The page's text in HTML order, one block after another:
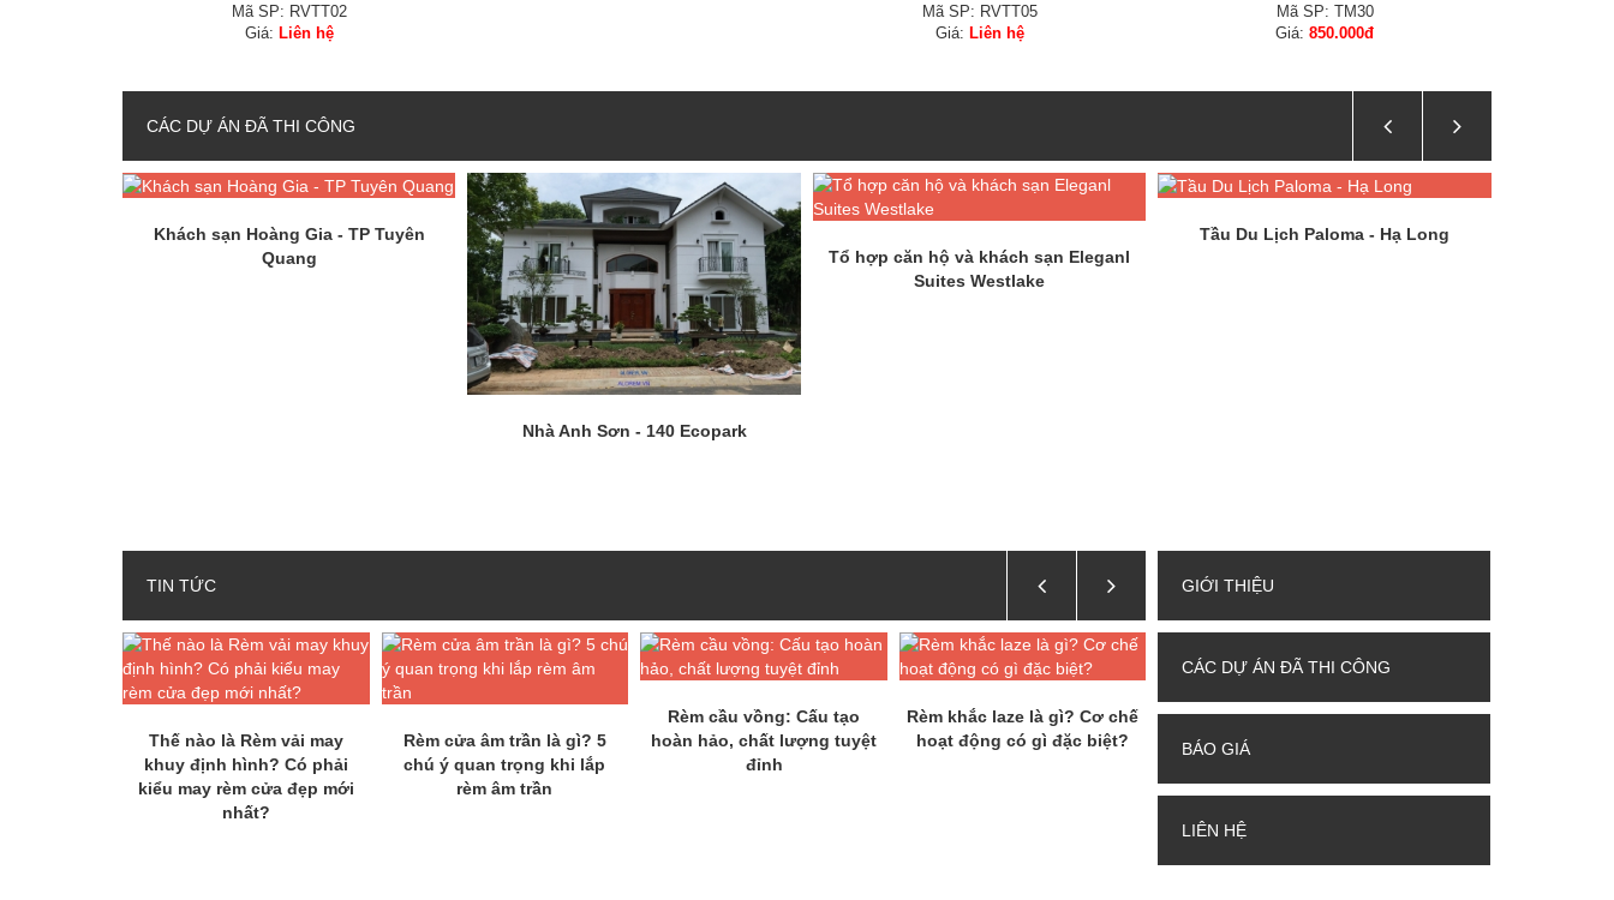
Mã SP: RVTT02
Giá: Liên hệ
Mã SP: RVTT05
Giá: Liên hệ
Mã SP: TM30
Giá:850.000đ
CÁC DỰ ÁN ĐÃ THI CÔNG
Khách sạn Hoàng Gia - TP Tuyên
Quang
Nhà Anh Sơn - 140 Ecopark
Tổ hợp căn hộ và khách sạn Eleganl
Suites Westlake
Tầu Du Lịch Paloma - Hạ Long
TIN TỨC
Thế nào là Rèm vải may
khuy định hình? Có phải
kiểu may rèm cửa đẹp mới
nhất?
Rèm cửa âm trần là gì? 5
chú ý quan trọng khi lắp
rèm âm trần
Rèm cầu vồng: Cấu tạo
hoàn hảo, chất lượng tuyệt
đỉnh
Rèm khắc laze là gì? Cơ chế
hoạt động có gì đặc biệt?
GIỚI THIỆU
CÁC DỰ ÁN ĐÃ THI CÔNG
BÁO GIÁ
LIÊN HỆ